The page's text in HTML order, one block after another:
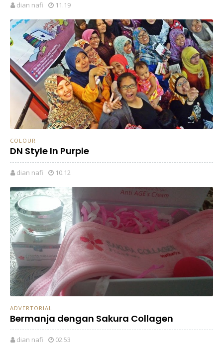
dian nafi 11.19
COLOUR
DN Style In Purple
dian nafi 10.12
ADVERTORIAL
Bermanja dengan Sakura Collagen
dian nafi 02.53